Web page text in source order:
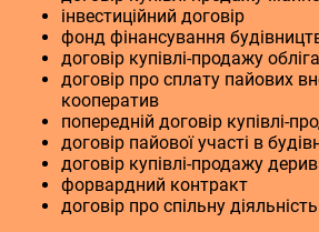
інвестиційний договір
фонд фінансування
договір купівлі-продажу
договір про сплату пайових
кооператив
попередній договір купівлі-
договір пайової участі в
договір купівлі-продажу
форвардний контракт
договір про спільну діяльність